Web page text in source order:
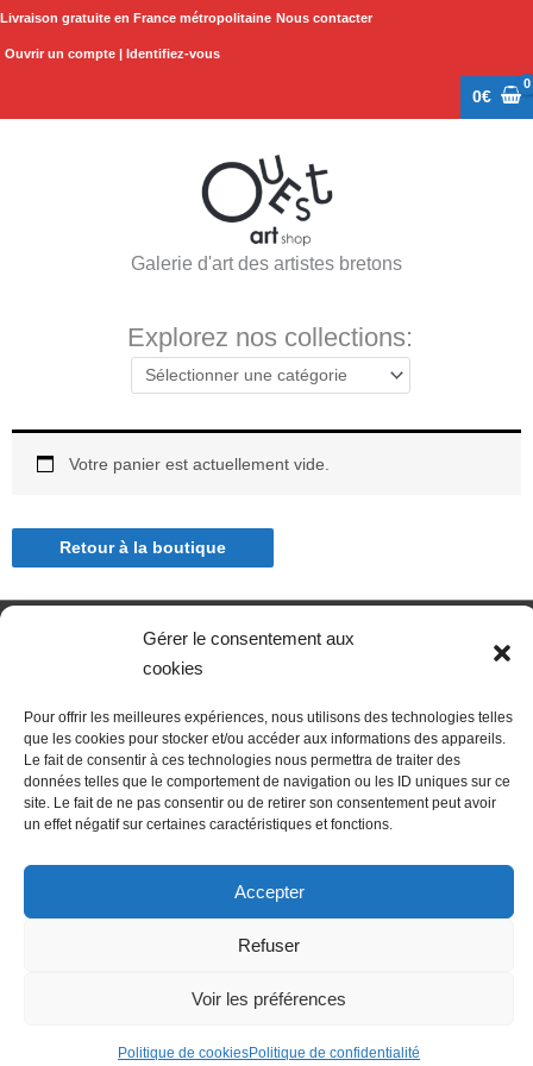
Gérer le consentement aux
cookies
Pour offrir les meilleures expériences, nous utilisons des technologies telles
que les cookies pour stocker et/ou accéder aux informations des appareils.
Le fait de consentir à ces technologies nous permettra de traiter des
données telles que le comportement de navigation ou les ID uniques sur ce
site. Le fait de ne pas consentir ou de retirer son consentement peut avoir
un effet négatif sur certaines caractéristiques et fonctions.
Accepter
Refuser
Voir les préférences
Politique de cookiesPolitique de confidentialité
Aller
Livraison gratuite en France métropolitaine Nous contacter
Ouvrir un compte | Identifiez-vous
0€
Galerie d'art des artistes bretons
Explorez nos collections:
Votre panier est actuellement vide.
Retour à la boutique
Nous contacter
Conditions Générales de Ventes
Politique de confidentialité
Newsletter